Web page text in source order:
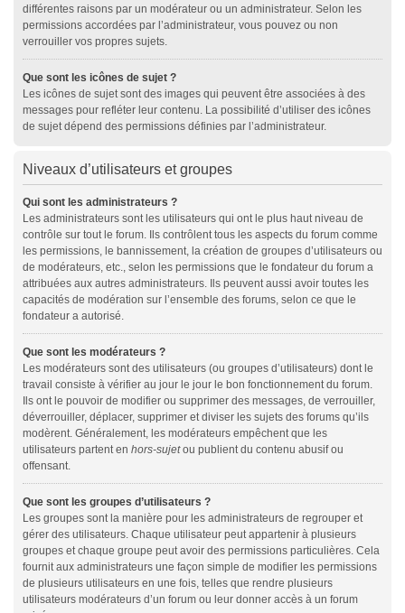
différentes raisons par un modérateur ou un administrateur. Selon les
permissions accordées par l’administrateur, vous pouvez ou non
verrouiller vos propres sujets.
Que sont les icônes de sujet ?
Les icônes de sujet sont des images qui peuvent être associées à des
messages pour refléter leur contenu. La possibilité d’utiliser des icônes
de sujet dépend des permissions définies par l’administrateur.
Niveaux d’utilisateurs et groupes
Qui sont les administrateurs ?
Les administrateurs sont les utilisateurs qui ont le plus haut niveau de
contrôle sur tout le forum. Ils contrôlent tous les aspects du forum comme
les permissions, le bannissement, la création de groupes d’utilisateurs ou
de modérateurs, etc., selon les permissions que le fondateur du forum a
attribuées aux autres administrateurs. Ils peuvent aussi avoir toutes les
capacités de modération sur l’ensemble des forums, selon ce que le
fondateur a autorisé.
Que sont les modérateurs ?
Les modérateurs sont des utilisateurs (ou groupes d’utilisateurs) dont le
travail consiste à vérifier au jour le jour le bon fonctionnement du forum.
Ils ont le pouvoir de modifier ou supprimer des messages, de verrouiller,
déverrouiller, déplacer, supprimer et diviser les sujets des forums qu’ils
modèrent. Généralement, les modérateurs empêchent que les
utilisateurs partent en hors-sujetou publient du contenu abusif ou
offensant.
Que sont les groupes d’utilisateurs ?
Les groupes sont la manière pour les administrateurs de regrouper et
gérer des utilisateurs. Chaque utilisateur peut appartenir à plusieurs
groupes et chaque groupe peut avoir des permissions particulières. Cela
fournit aux administrateurs une façon simple de modifier les permissions
de plusieurs utilisateurs en une fois, telles que rendre plusieurs
utilisateurs modérateurs d’un forum ou leur donner accès à un forum